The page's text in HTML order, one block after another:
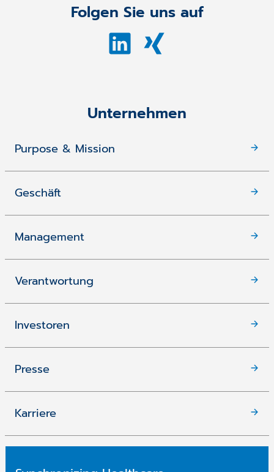
Folgen Sie uns auf
Unternehmen
Purpose & Mission
Geschäft
Management
Verantwortung
Investoren
Presse
Karriere